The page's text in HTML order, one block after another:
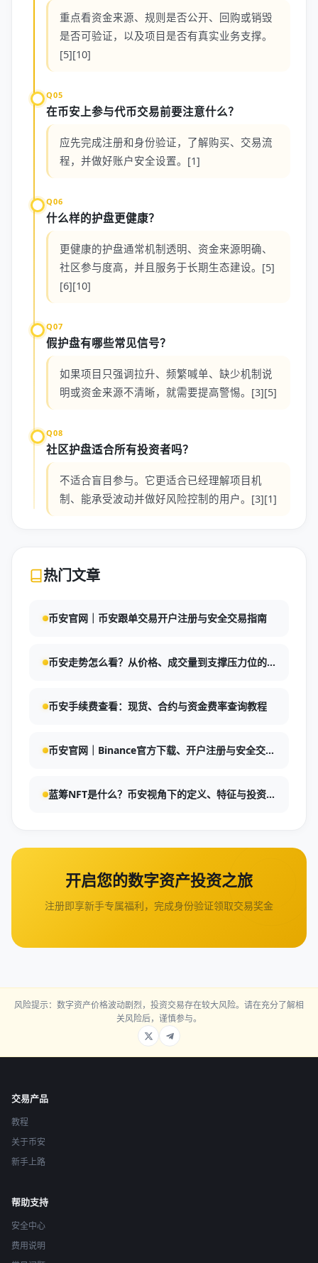
重点看资金来源、规则是否公开、回购或销毁
是否可验证，以及项目是否有真实业务支撑。
[5][10]
Q05
在币安上参与代币交易前要注意什么？
应先完成注册和身份验证，了解购买、交易流
程，并做好账户安全设置。[1]
Q06
什么样的护盘更健康？
更健康的护盘通常机制透明、资金来源明确、
社区参与度高，并且服务于长期生态建设。[5]
[6][10]
Q07
假护盘有哪些常见信号？
如果项目只强调拉升、频繁喊单、缺少机制说
明或资金来源不清晰，就需要提高警惕。[3][5]
Q08
社区护盘适合所有投资者吗？
不适合盲目参与。它更适合已经理解项目机
制、能承受波动并做好风险控制的用户。[3][1]
热门文章
币安官网｜币安跟单交易开户注册与安全交易指南
币安走势怎么看？从价格、成交量到支撑压力位的
币安手续费查看：现货、合约与资金费率查询教程
币安官网｜Binance官方下载、开户注册与安全交易
蓝筹NFT是什么？币安视角下的定义、特征与投资
开启您的数字资产投资之旅
注册即享新手专属福利，完成身份验证领取交易奖金
风险提示：数字资产价格波动剧烈，投资交易存在较大风险。请在充分了解相
关风险后，谨慎参与。
交易产品
教程
关于币安
新手上路
帮助支持
安全中心
费用说明